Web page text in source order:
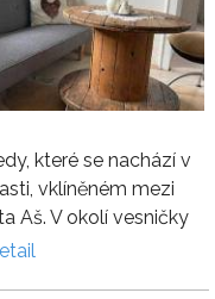
které se nachází v
vklíněném mezi
Aš. V okolí vesničky